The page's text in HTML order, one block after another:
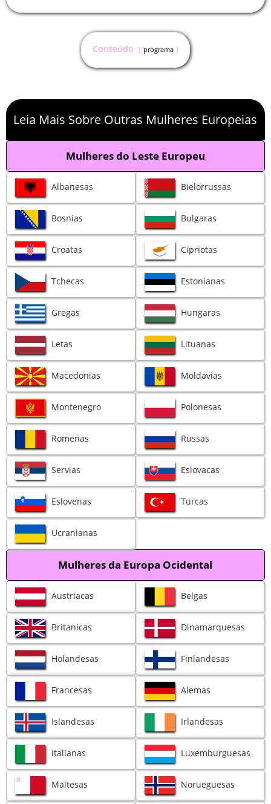
Conteúdo programa
Leia Mais Sobre Outras Mulheres Europeias
Mulheres do Leste Europeu
Albanesas Bielorrussas
Bosnias Bulgaras
Croatas Cipriotas
Tchecas Estonianas
Gregas Hungaras
Letas Lituanas
Macedonias Moldavias
Montenegro Polonesas
Romenas Russas
Servias Eslovacas
Eslovenas Turcas
Ucranianas
Mulheres da Europa Ocidental
Austriacas Belgas
Britanicas Dinamarquesas
Holandesas Finlandesas
Francesas Alemas
Islandesas Irlandesas
Italianas Luxemburguesas
Maltesas Norueguesas